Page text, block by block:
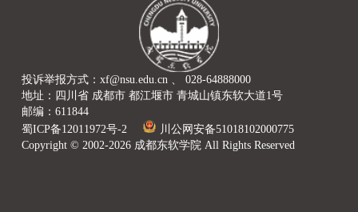
投诉举报方式：xf@nsu.edu.cn 、 028-64888000
地址：四川省 成都市 都江堰市 青城山镇东软大道1号
邮编：611844
蜀ICP备12011972号-2
川公网安备51018102000775
Copyright © 2002-2026 成都东软学院 All Rights Reserved